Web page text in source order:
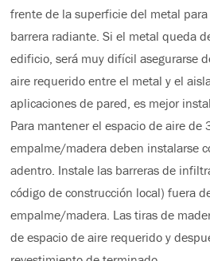
frente de la superficie del metal
barrera radiante. Si el metal queda
edificio, será muy difícil asegurarse
aire requerido entre el metal y el
aplicaciones de pared, es mejor
Para mantener el espacio de aire de
empalme/madera deben instalarse
adentro. Instale las barreras de
código de construcción local) fuera
empalme/madera. Las tiras de
de espacio de aire requerido y